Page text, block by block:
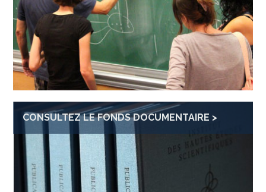
CONSULTEZ LE FONDS DOCUMENTAIRE